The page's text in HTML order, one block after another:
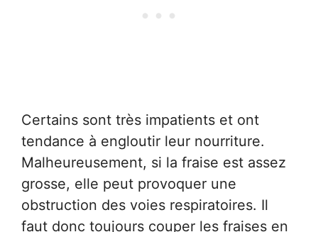
Certains sont très impatients et ont
tendance à engloutir leur nourriture.
Malheureusement, si la fraise est assez
grosse, elle peut provoquer une
obstruction des voies respiratoires. Il
faut donc toujours couper les fraises en